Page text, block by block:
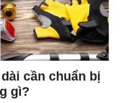
cần chuẩn bị
gì?